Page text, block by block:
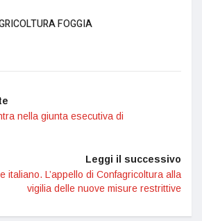
FOGGIA
nella giunta esecutiva di
Leggi il successivo
italiano. L’appello di Confagricoltura alla
vigilia delle nuove misure restrittive